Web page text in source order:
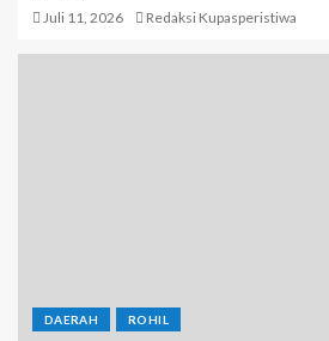
Juli 11, 2026 Redaksi Kupasperistiwa
DAERAH ROHIL